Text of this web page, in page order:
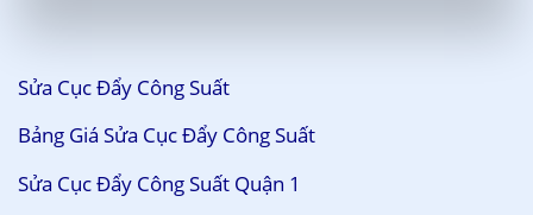
Sửa Cục Đẩy Công Suất
Bảng Giá Sửa Cục Đẩy Công Suất
Sửa Cục Đẩy Công Suất Quận 1